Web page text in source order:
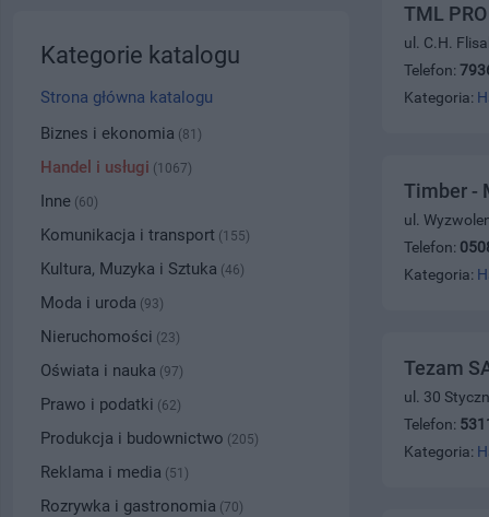
TML
ul. C.H.
Telefon:
Kategoria:
Timber -
ul.
Telefon:
Kategoria:
Tezam
ul. 30
Telefon:
Kategoria:
Kategorie katalogu
Strona główna katalogu
Biznes i ekonomia (81)
Handel i usługi (1067)
Inne (60)
Komunikacja i transport (155)
Kultura, Muzyka i Sztuka (46)
Moda i uroda (93)
Nieruchomości (23)
Oświata i nauka (97)
Prawo i podatki (62)
Produkcja i budownictwo (205)
Reklama i media (51)
Rozrywka i gastronomia (70)